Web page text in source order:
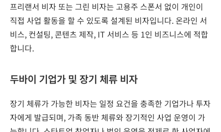
프리랜서 비자 또는 그린 비자는 고용주 스폰서 없이 개인이
직접 사업 활동을 할 수 있도록 설계된 비자입니다. 온라인 서
비스, 컨설팅, 콘텐츠 제작, IT 서비스 등 1인 비즈니스에 적합
합니다.
두바이 기업가 및 장기 체류 비자
장기 체류가 가능한 비자는 일정 요건을 충족한 기업가나 투자
자에게 발급되며, 가족 동반 체류와 장기적인 사업 운영이 가